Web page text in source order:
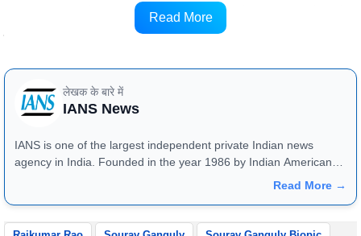
'इंस्टाग्राम' पर शेयर किए गए पोस्ट के कैप्शन में लिखा, "हमारे प्यारे
दादा को जन्मदिन की बधाई।"
Read More
लेखक के बारे में
IANS News
IANS is one of the largest independent private Indian news
agency in India. Founded in the year 1986 by Indian American
publisher Gopal Raju as the "India Abroad News Service" and
Read More →